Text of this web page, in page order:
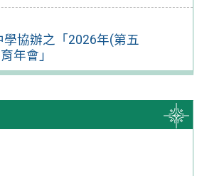
協辦之「2026年(第五
年會」